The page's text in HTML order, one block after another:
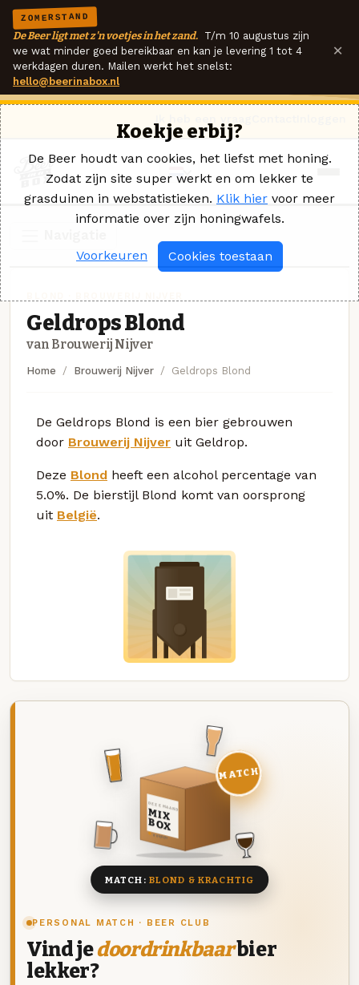
ZOMERSTAND
De Beer ligt met z'n voetjes in het zand. T/m 10 augustus zijn
we wat minder goed bereikbaar en kan je levering 1 tot 4
werkdagen duren. Mailen werkt het snelst:
hello@beerinabox.nl
×
Geldrops Blond
van Brouwerij Nijver
Home Brouwerij Nijver Geldrops Blond
De Geldrops Blond is een bier gebrouwen
door Brouwerij Nijver uit Geldrop.
Deze Blond heeft een alcohol percentage van
5.0%. De bierstijl Blond komt van oorsprong
uit België.
PERSONAL MATCH · BEER CLUB
Vind jedoordrinkbaarbier
lekker?
DEZE MAAND
MIX
BOX
8 BIEREN
MATCH
MATCH: BLOND & KRACHTIG
Koekje erbij?
De Beer houdt van cookies, het liefst met honing.
Zodat zijn site super werkt en om lekker te
grasduinen in webstatistieken. Klik hier voor meer
informatie over zijn honingwafels.
Voorkeuren Cookies toestaan